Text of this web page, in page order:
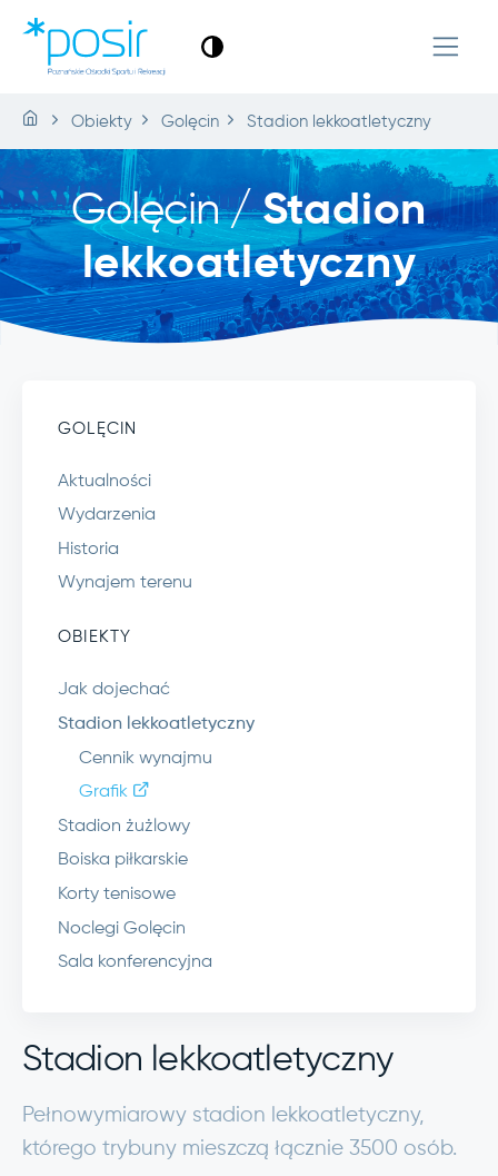
Obiekty Golęcin Stadion lekkoatletyczny
Golęcin /Stadion
lekkoatletyczny
GOLĘCIN
Aktualności
Wydarzenia
Historia
Wynajem terenu
OBIEKTY
Jak dojechać
Stadion lekkoatletyczny
Cennik wynajmu
Grafik
Stadion żużlowy
Boiska piłkarskie
Korty tenisowe
Noclegi Golęcin
Sala konferencyjna
Stadion lekkoatletyczny
Pełnowymiarowy stadion lekkoatletyczny,
którego trybuny mieszczą łącznie 3500 osób.